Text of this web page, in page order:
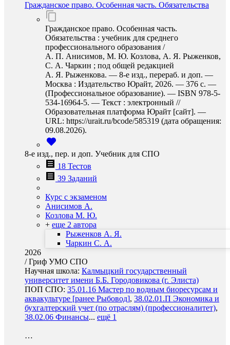
Гражданское право. Особенная часть. Обязательства
Гражданское право. Особенная часть.
Обязательства : учебник для среднего
профессионального образования /
А. П. Анисимов, М. Ю. Козлова, А. Я. Рыженков,
С. А. Чаркин ; под общей редакцией
А. Я. Рыженкова. — 8-е изд., перераб. и доп. —
Москва : Издательство Юрайт, 2026. — 376 с. —
(Профессиональное образование). — ISBN 978-5-
534-16964-5. — Текст : электронный //
Образовательная платформа Юрайт [сайт]. —
URL: https://urait.ru/bcode/585319 (дата обращения:
09.08.2026).
8-е изд., пер. и доп. Учебник для СПО
18 Тестов
39 Заданий
Курс с экзаменом
Анисимов А.
Козлова М. Ю.
+ еще 2 автора
Рыженков А. Я.
Чаркин С. А.
2026
/Гриф УМО СПО
Научная школа: Калмыцкий государственный
университет имени Б.Б. Городовикова (г. Элиста)
ПОП СПО: 35.01.16 Мастер по водным биоресурсам и
аквакультуре [ранее Рыбовод], 38.02.01.П Экономика и
бухгалтерский учет (по отраслям) (профессионалитет),
38.02.06 Финансы... ещё 1
…